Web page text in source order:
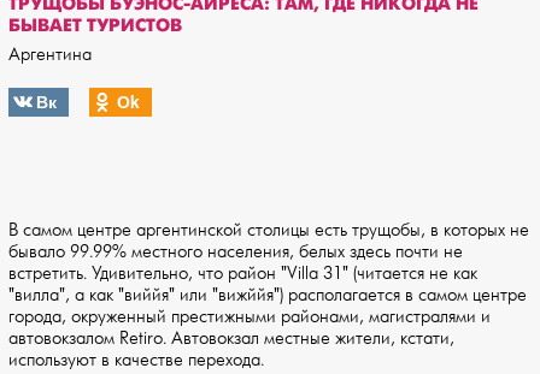
БЫВАЕТ ТУРИСТОВ
Аргентина
Вк Оk
В самом центре аргентинской столицы есть трущобы, в которых не
бывало 99.99% местного населения, белых здесь почти не
встретить. Удивительно, что район "Villa 31" (читается не как
"вилла", а как "виййя" или "вижййя") располагается в самом центре
города, окруженный престижными районами, магистралями и
автовокзалом Retiro. Автовокзал местные жители, кстати,
используют в качестве перехода.